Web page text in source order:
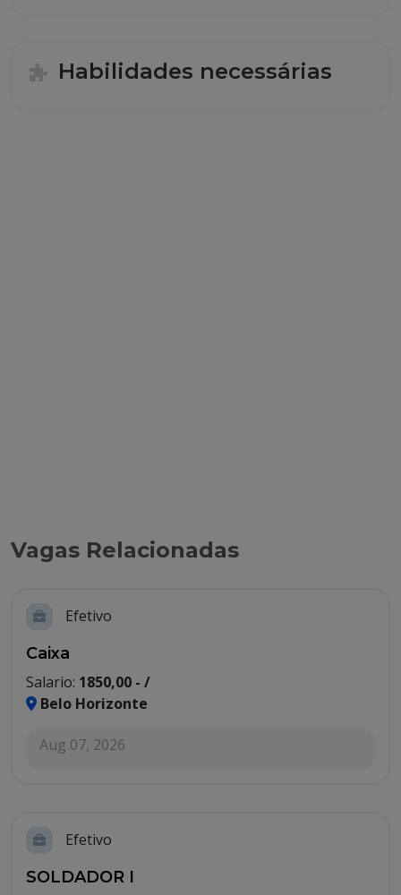
Habilidades necessárias
Vagas Relacionadas
Efetivo
Caixa
Salario: 1850,00 - /
Belo Horizonte
Aug 07, 2026
Efetivo
SOLDADOR I